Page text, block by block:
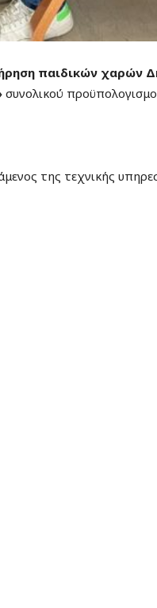
παιδικών χαρών
συνολικού
της τεχνικής